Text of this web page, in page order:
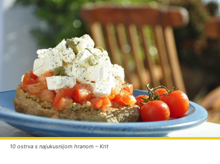
10 ostrva s najukusnijom hranom – Krit